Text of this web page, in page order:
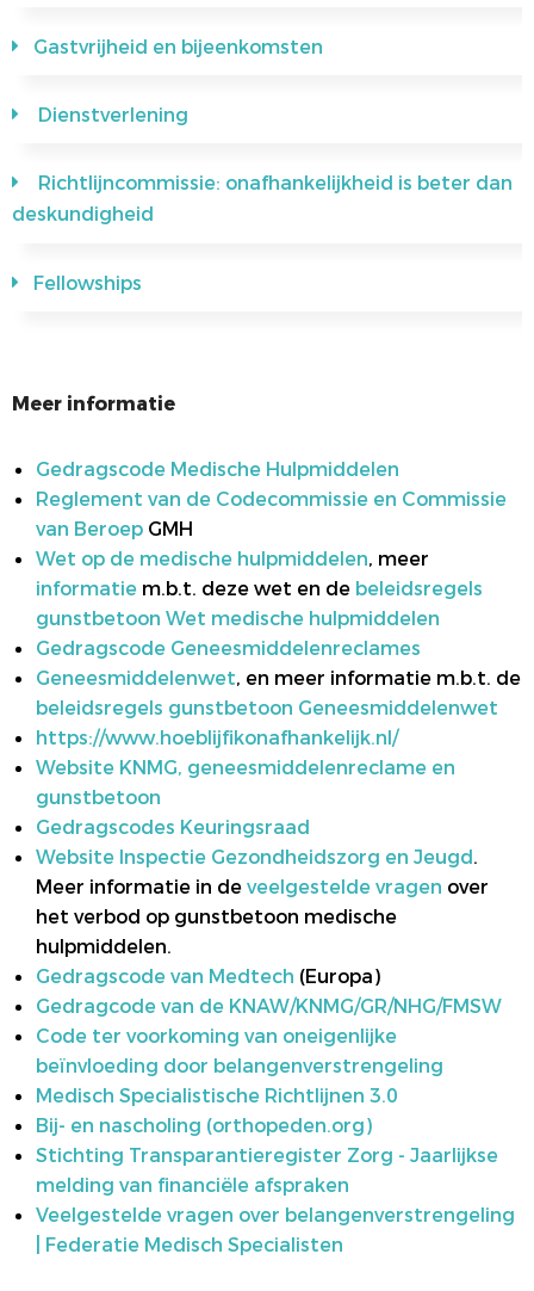
Gastvrijheid en bijeenkomsten
Dienstverlening
Richtlijncommissie: onafhankelijkheid is beter dan
deskundigheid
Fellowships
Meer informatie
Gedragscode Medische Hulpmiddelen
Reglement van de Codecommissie en Commissie
van Beroep GMH
Wet op de medische hulpmiddelen, meer
informatie m.b.t. deze wet en de beleidsregels
gunstbetoon Wet medische hulpmiddelen
Gedragscode Geneesmiddelenreclames
Geneesmiddelenwet, en meer informatie m.b.t. de
beleidsregels gunstbetoon Geneesmiddelenwet
https://www.hoeblijfikonafhankelijk.nl/
Website KNMG, geneesmiddelenreclame en
gunstbetoon
Gedragscodes Keuringsraad
Website Inspectie Gezondheidszorg en Jeugd.
Meer informatie in deveelgestelde vragen over
het verbod op gunstbetoon medische
hulpmiddelen.
Gedragscode van Medtech (Europa)
Gedragcode van de KNAW/KNMG/GR/NHG/FMSW
Code ter voorkoming van oneigenlijke
beïnvloeding door belangenverstrengeling
Medisch Specialistische Richtlijnen 3.0
Bij- en nascholing (orthopeden.org)
Stichting Transparantieregister Zorg - Jaarlijkse
melding van financiële afspraken
Veelgestelde vragen over belangenverstrengeling
| Federatie Medisch Specialisten